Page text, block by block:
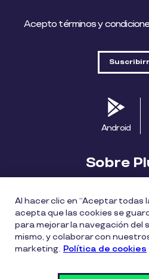
Acepto términos y
Android
Sobre
Mapa del sitio
Política entrega bonos Pluxee
Políticas de privacidad
Al hacer clic en “Aceptar todas
acepta que las cookies se
para mejorar la navegación del
mismo, y colaborar con
marketing. Política de cookies